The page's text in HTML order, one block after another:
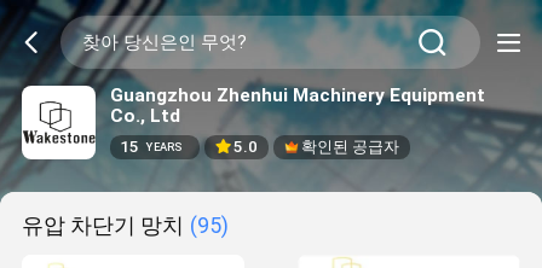
Guangzhou Zhenhui Machinery Equipment
Co., Ltd
15 YEARS 5.0 확인된 공급자
유압 차단기 망치 (95)